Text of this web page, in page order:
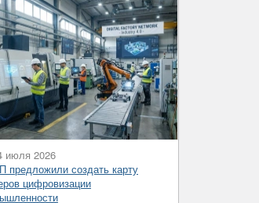
июля 2026
предложили создать карту
цифровизации